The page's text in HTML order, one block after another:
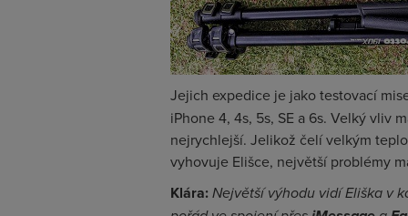
Jejich expedice je jako testovací
iPhone 4, 4s, 5s, SE a 6s. Velký vliv
nejrychlejší. Jelikož čelí velkým
vyhovuje Elišce, největší problémy
Klára: Největší výhodu vidí Eliška v